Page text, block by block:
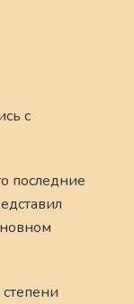
с
последние